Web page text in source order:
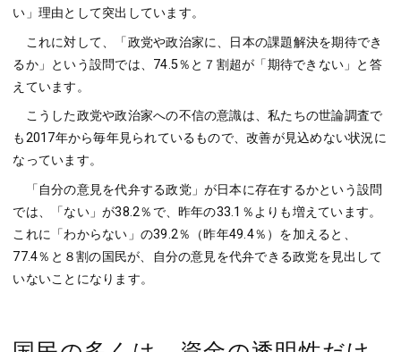
い」理由として突出しています。
これに対して、「政党や政治家に、日本の課題解決を期待でき
るか」という設問では、74.5％と７割超が「期待できない」と答
えています。
こうした政党や政治家への不信の意識は、私たちの世論調査で
も2017年から毎年見られているもので、改善が見込めない状況に
なっています。
「自分の意見を代弁する政党」が日本に存在するかという設問
では、「ない」が38.2％で、昨年の33.1％よりも増えています。
これに「わからない」の39.2％（昨年49.4％）を加えると、
77.4％と８割の国民が、自分の意見を代弁できる政党を見出して
いないことになります。